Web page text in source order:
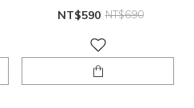
NT$590 NT$690